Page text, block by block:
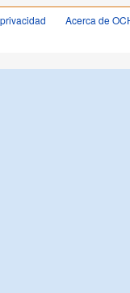
Acerca de